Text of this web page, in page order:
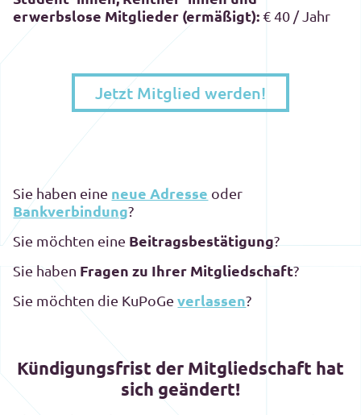
erwerbslose Mitglieder (ermäßigt):€ 40 / Jahr
Jetzt Mitglied werden!
Sie haben eine neue Adresse oder
Bankverbindung?
Sie möchten eine Beitragsbestätigung?
Sie haben Fragen zu Ihrer Mitgliedschaft?
Sie möchten die KuPoGeverlassen?
Kündigungsfrist der Mitgliedschaft hat
sich geändert!